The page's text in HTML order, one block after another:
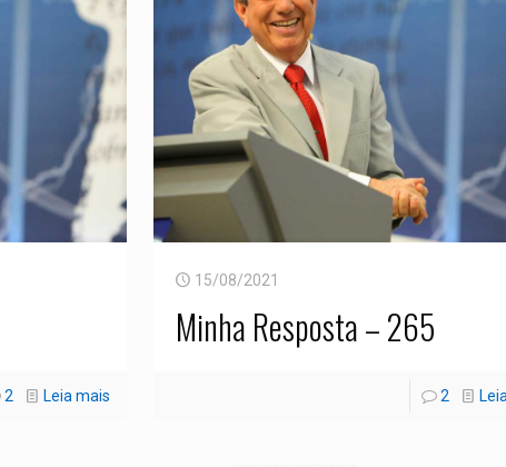
2 Leia mais
15/08/2021
Minha Resposta – 265
2